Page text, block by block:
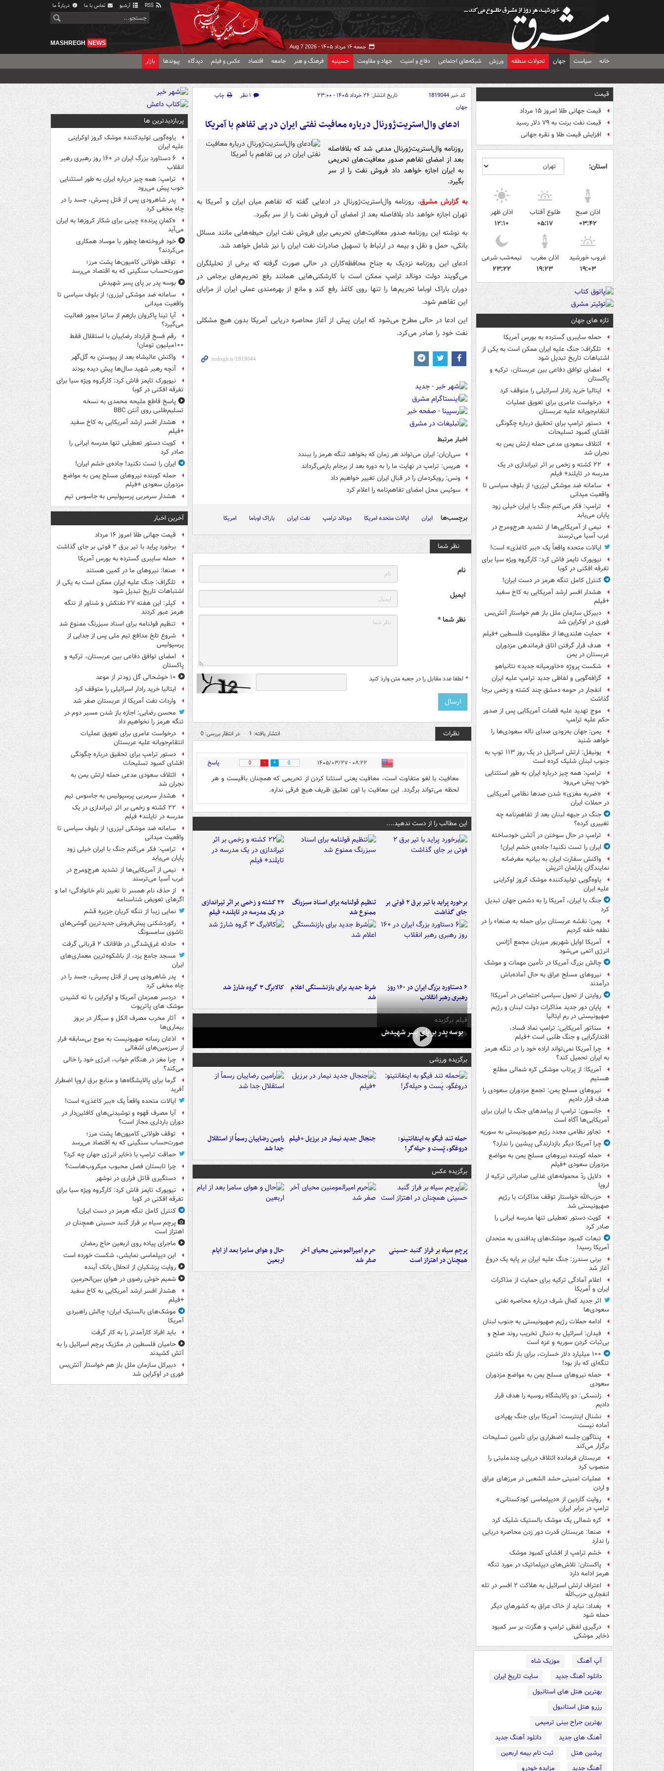
آرشیو تماس با ما دربارهٔ ما
جمعه ۱۶ مرداد ۱۴۰۵ - Aug 7 2026
MASHREGH NEWS
خانه سیاست جهان تحولات منطقه ورزش شبکه‌های اجتماعی دفاع و امنیت جهاد و مقاومت حسینیه فرهنگ و هنر جامعه اقتصاد عکس و فیلم دیدگاه پیوندها بازار
قیمت
قیمت جهانی طلا امروز ۱۵ مرداد
قیمت نفت برنت به ۷۹ دلار رسید
افزایش قیمت طلا و نقره جهانی
استان:
اذان صبح
۰۳:۴۲
طلوع آفتاب
۰۵:۱۷
اذان ظهر
۱۲:۱۰
غروب خورشید
۱۹:۰۳
اذان مغرب
۱۹:۲۳
نیمه‌شب شرعی
۲۳:۲۲
تازه های جهان
حمله سایبری گسترده به بورس آمریکا
تلگراف: جنگ علیه ایران ممکن است به یکی از
اشتباهات تاریخ تبدیل شود
امضای توافق دفاعی بین عربستان، ترکیه و
پاکستان
ایتالیا خرید رادار اسرائیلی را متوقف کرد
درخواست عامری برای تعویق عملیات
انتقام‌جویانه علیه عربستان
دستور ترامپ برای تحقیق درباره چگونگی
افشای کمبود تسلیحات
ائتلاف سعودی مدعی حمله ارتش یمن به
نجران شد
۲۲ کشته و زخمی بر اثر تیراندازی در یک
مدرسه در تایلند+ فیلم
سامانه ضد موشکی لیزری؛ از بلوف سیاسی تا
واقعیت میدانی
ترامپ: فکر می‌کنم جنگ با ایران خیلی زود
پایان می‌یابد
نیمی از آمریکایی‌ها از تشدید هرج‌ومرج در
غرب آسیا می‌ترسند
ایالات متحده واقعاً یک «ببر کاغذی» است!
نیویورک تایمز فاش کرد: کارگروه ویژه سیا برای
تفرقه افکنی در کوبا
کنترل کامل تنگه هرمز در دست ایران!
هشدار افسر ارشد آمریکایی به کاخ سفید
+فیلم
دبیرکل سازمان ملل باز هم خواستار آتش‌بس
فوری در اوکراین شد
حمایت هلندی‌ها از مظلومیت فلسطین +فیلم
هدف قرار گرفتن اتاق‌ فرماندهی مزدوران
عربستان در یمن
شکست پروژه «خاورمیانه جدید» نتانیاهو
گزافه‌گویی و لفاظی جدید ترامپ علیه ایران
انفجار در حومه دمشق چند کشته و زخمی برجا
گذاشت
موج تهدید علیه قضات آمریکایی پس از صدور
حکم علیه ترامپ
یمن: جهان به‌زودی صدای ناله سعودی‌ها را
خواهد شنید
یونیفل: ارتش اسرائیل در یک روز ۱۱۳ توپ به
جنوب لبنان شلیک کرده است
ترامپ: همه چیز درباره ایران به طور استثنایی
خوب پیش می‌رود
«ضربه مغزی» شدن صدها نظامی آمریکایی
در حملات ایران
جنگ در جبهه لبنان بعد از تفاهم‌نامه چه
تغییری کرده؟
ترامپ در حال سوختن در آتشی خودساخته
ایران را تست نکنید! جاده‌ی خشم ایران!
واکنش سفارت ایران به بیانیه مغرضانه
نمایندگان پارلمان اتریش
یاوه‌گویی تولیدکننده موشک کروز اوکراینی
علیه ایران
جنگ با ایران، آمریکا را به دشمن جهان تبدیل
کرد
یمن: نقشه عربستان برای حمله به صنعاء را در
نطفه خفه کردیم
آمریکا اوایل شهریور میزبان مجمع آژانس
انرژی اتمی می‌شود
چالش بزرگ آمریکا در تأمین مهمات و موشک
نیروهای مسلح عراق به حال آماده‌باش
درآمدند
روایتی از تحول سیاسی اجتماعی در آمریکا!
پایان دور جدید مذاکرات دولت لبنان و رژیم
صهیونیستی در رم ایتالیا
سناتور آمریکایی: ترامپ نماد فساد،
اقتدارگرایی و جنگ طلبی است +فیلم
چرا آمریکا نمی‌تواند اراده خود را در تنگه هرمز
به ایران تحمیل کند؟
آمریکا: از پرتاب موشکی کره شمالی مطلع
هستیم
نیروهای مسلح یمن: تجمع مزدوران سعودی را
هدف قرار دادیم
جانسون: ترامپ از پیامدهای جنگ با ایران برای
آمریکایی‌ها آگاه است
تجاوز نظامی مجدد رژیم صهیونیستی به سوریه
چرا آمریکا دیگر بازدارندگی پیشین را ندارد؟
حمله کوبنده نیروهای مسلح یمن به مواضع
مزدوران سعودی +فیلم
دلایل ردّ محموله‌های غذایی صادراتی ترکیه از
اروپا
حزب‌الله خواستار توقف مذاکرات با رژیم
صهیونیستی شد
کویت دستور تعطیلی تنها مدرسه ایرانی را
صادر کرد
تبعات کمبود موشک‌های پدافندی به متحدان
آمریکا رسید!
برنی سندرز: جنگ علیه ایران بر پایه یک دروغ
آغاز شد
اعلام آمادگی ترکیه برای حمایت از مذاکرات
ایران و آمریکا
اثر جدید کمال شرف درباره محاصره نفتی
سعودی‌ها
ادامه حملات رژیم صهیونیستی به جنوب لبنان
فیدان: اسرائیل به دنبال تخریب روند صلح و
بی‌ثبات کردن سوریه و غزه است
۱۰۰ میلیارد دلار خسارت، برای باز نگه داشتن
تنگه‌ای که باز بود!
حمله نیروهای مسلح یمن به مواضع مزدوران
سعودی
زلنسکی: دو پالایشگاه روسیه را هدف قرار
دادیم
نشنال اینترست: آمریکا برای جنگ پهپادی
آماده نیست
پنتاگون جلسه اضطراری برای تأمین تسلیحات
برگزار می‌کند
عربستان فرمانده ائتلاف دریایی چندملیتی را
منصوب کرد
عملیات امنیتی حشد الشعبی در مرزهای عراق
و اردن
روایت گاردین از «دیپلماسی کودکستانی»
ترامپ در برابر ایران
کره شمالی یک موشک بالستیک شلیک کرد
صنعا: عربستان قدرت دور زدن محاصره دریایی
را ندارد
خشم ترامپ از افشای کمبود موشک
پاکستان: تلاش‌های دیپلماتیک در مورد تنگه
هرمز ادامه دارد
اعتراف ارتش اسرائیل به هلاکت ۲ افسر در تله
انفجاری حزب‌الله
بغداد: نباید از خاک عراق به کشورهای دیگر
حمله شود
درگیری لفظی ترامپ و هگزث بر سر کمبود
ذخایر موشکی
آپ آهنگ
موزیک شاه
دانلود آهنگ جدید
سایت تاریخ ایران
بهترین هتل های استانبول
رزرو هتل استانبول
بهترین جراح بینی ترمیمی
آهنگ های جدید
دانلود آهنگ جدید
پرشین هتل
ثبت نام بیمه اربعین
آهنگ جدید
مزایده خودرو
کد خبر1819044 تاریخ انتشار: ۲۶ خرداد ۱۴۰۵ - ۲۳:۰۰ ۱ نظر
چاپ
جهان
ادعای وال‌استریت‌ژورنال درباره معافیت نفتی ایران در پی تفاهم با آمریکا
روزنامه وال‌استریت‌ژورنال مدعی شد که بلافاصله
بعد از امضای تفاهم صدور معافیت‌های تحریمی
به ایران اجازه خواهد داد فروش نفت را از سر
بگیرد.
به گزارش مشرق، روزنامه وال‌استریت‌ژورنال در ادعایی گفته که تفاهم میان ایران و آمریکا به
تهران اجازه خواهد داد بلافاصله بعد از امضای آن فروش نفت را از سر بگیرد.
به نوشته این روزنامه صدور معافیت‌های تحریمی برای فروش نفت ایران حیطه‌هایی مانند مسائل
بانکی، حمل و نقل و بیمه در ارتباط با تسهیل صادرات نفت ایران را نیز شامل خواهد شد.
ادعای این روزنامه نزدیک به جناح محافظه‌کاران در حالی صورت گرفته که برخی از تحلیلگران
می‌گویند دولت دونالد ترامپ ممکن است با کارشکنی‌هایی همانند رفع تحریم‌های برجامی در
دوران باراک اوباما تحریم‌ها را تنها روی کاغذ رفع کند و مانع از بهره‌مندی عملی ایران از مزایای
این تفاهم شود.
این ادعا در حالی مطرح می‌شود که ایران پیش از آغاز محاصره دریایی آمریکا بدون هیچ مشکلی
نفت خود را صادر می‌کرد.
اخبار مرتبط
سی‌ان‌ان: ایران می‌تواند هر زمان که بخواهد تنگه هرمز را ببندد
هریس: ترامپ در نهایت ما را به دوره بعد از برجام بازمی‌گرداند
ونس: رویکردمان را در قبال ایران تغییر خواهیم داد
سوئیس محل امضای تفاهم‌نامه را اعلام کرد
برچسب‌ها ایران ایالات متحده امریکا دونالد ترامپ نفت ایران باراک اوباما امریکا
نظر شما
نام
ایمیل
نظر شما *
* لطفا عدد مقابل را در جعبه متن وارد کنید
نظرات انتشار یافته: 1 در انتظار بررسی: 0
۰۸:۲۲ - ۱۴۰۵/۰۳/۲۷ 0
0 پاسخ
معافیت با لغو متفاوت است، معافیت یعنی استثنا کردن از تحریمی که همچنان باقیست و هر
لحظه می‌تواند برگردد. این معافیت با اون تعلیق ظریف هیچ فرقی نداره.
این مطالب را از دست ندهید....
برخورد پراید با تیر برق ۲ فوتی بر
جای گذاشت
تنظیم قولنامه برای اسناد سبزرنگ
ممنوع شد
۲۲ کشته و زخمی بر اثر تیراندازی
در یک مدرسه در تایلند+ فیلم
۶ دستاورد بزرگ ایران در ۱۶۰ روز
رهبری رهبر انقلاب
شرط جدید برای بازنشستگی اعلام
شد
کالابرگ ۳ گروه شارژ شد
فیلم برگزیده
بوسه‌ پدر بر پای پسر شهیدش
برگزیده ورزشی
حمله تند فیگو به اینفانتینو:
دروغگو، پَست‌ و حیله‌گر!
جنجال جدید نیمار در برزیل +فیلم رامین رضاییان رسماً از استقلال
جدا شد
برگزیده عکس
پرچم سیاه بر فراز گنبد حسینی
همچنان در اهتزاز است
حرم امیرالمومنین محیای آخر
صفر شد
حال و هوای سامرا بعد از ایام
اربعین
پربازدیدترین ها
یاوه‌گویی تولیدکننده موشک کروز اوکراینی
علیه ایران
۶ دستاورد بزرگ ایران در ۱۶۰ روز رهبری رهبر
انقلاب
ترامپ: همه چیز درباره ایران به طور استثنایی
خوب پیش می‌رود
پدر شاهرودی پس از قتل پسرش، جسد را در
چاه مخفی کرد
«کمانِ پرنده» چینی برای شکار کروزها به ایران
می‌آید
خود فروخته‌ها چطور با موساد همکاری
می‌کردند؟
توقف طولانی کامیون‌ها پشت مرز؛
صورت‌حساب سنگینی که به اقتصاد می‌رسد
بوسه‌ پدر بر پای پسر شهیدش
سامانه ضد موشکی لیزری؛ از بلوف سیاسی تا
واقعیت میدانی
آیا تینا پاکروان بازهم از ساترا مجوز فعالیت
می‌گیرد؟
رقم فسخ قرارداد رضاییان با استقلال فقط
۱۰۰میلیون تومان!
واکنش عالیشاه بعد از پیوستن به گل‌گهر
آنچه رهبر شهید سال‌ها پیش دیده بودند
نیویورک تایمز فاش کرد: کارگروه ویژه سیا برای
تفرقه افکنی در کوبا
پاسخ قاطع ملیحه محمدی به نسخه
تسلیم‌طلبی روی آنتن BBC
هشدار افسر ارشد آمریکایی به کاخ سفید
+فیلم
کویت دستور تعطیلی تنها مدرسه ایرانی را
صادر کرد
ایران را تست نکنید! جاده‌ی خشم ایران!
حمله کوبنده نیروهای مسلح یمن به مواضع
مزدوران سعودی +فیلم
هشدار سرمربی پرسپولیس به جاسوس تیم
آخرین اخبار
قیمت جهانی طلا امروز ۱۶ مرداد
برخورد پراید با تیر برق ۲ فوتی بر جای گذاشت
حمله سایبری گسترده به بورس آمریکا
صنعا: نیروهای ما در کمین‌ هستند
تلگراف: جنگ علیه ایران ممکن است به یکی از
اشتباهات تاریخ تبدیل شود
کپلر: این هفته ۲۷ نفتکش و شناور از تنگه
هرمز عبور کردند
تنظیم قولنامه برای اسناد سبزرنگ ممنوع شد
شروع تلخ مدافع تیم ملی پس از جدایی از
پرسپولیس
امضای توافق دفاعی بین عربستان، ترکیه و
پاکستان
۱۰ خوشحالی گل زودتر از موعد
ایتالیا خرید رادار اسرائیلی را متوقف کرد
واردات نفت آمریکا از عربستان صفر شد
محسن رضایی: اجازه باز شدن مسیر دوم در
تنگه هرمز را نخواهیم داد
درخواست عامری برای تعویق عملیات
انتقام‌جویانه علیه عربستان
دستور ترامپ برای تحقیق درباره چگونگی
افشای کمبود تسلیحات
ائتلاف سعودی مدعی حمله ارتش یمن به
نجران شد
هشدار سرمربی پرسپولیس به جاسوس تیم
۲۲ کشته و زخمی بر اثر تیراندازی در یک
مدرسه در تایلند+ فیلم
سامانه ضد موشکی لیزری؛ از بلوف سیاسی تا
واقعیت میدانی
ترامپ: فکر می‌کنم جنگ با ایران خیلی زود
پایان می‌یابد
نیمی از آمریکایی‌ها از تشدید هرج‌ومرج در
غرب آسیا می‌ترسند
از حذف نام همسر تا تغییر نام خانوادگی؛ اما و
اگرهای تعویض شناسنامه
نمایی زیبا از تنگه کریان جزیره قشم
رکوردشکنی پیش‌فروش جدیدترین گوشی‌های
تاشوی سامسونگ
حادثه غرق‌شدگی در طاقانک ۲ قربانی گرفت
مسجد جامع یزد، از باشکوه‌ترین معماری‌های
ایران
پدر شاهرودی پس از قتل پسرش، جسد را در
چاه مخفی کرد
دردسر همزمان آمریکا و اوکراین با ته کشیدن
موشک های پاتریوت
آثار مخرب مصرف الکل و سیگار در بروز
بیماری‌ها
اذعان رسانه صهیونیست به موج بی‌سابقه فرار
از سرزمین‌های اشغالی
چرا مغز در هنگام خواب، انرژی خود را خالی
می‌کند؟
گرما برای پالایشگاه‌ها و منابع برق اروپا اضطرار
آفرید
ایالات متحده واقعاً یک «ببر کاغذی» است!
آیا مصرف قهوه و نوشیدنی‌های کافئین‌دار در
دوران بارداری مجاز است؟
توقف طولانی کامیون‌ها پشت مرز؛
صورت‌حساب سنگینی که به اقتصاد می‌رسد
حماقت ترامپ با ذخایر انرژی جهان چه کرد؟
چرا تابستان فصل محبوب میکروب‌هاست؟
دستگیری قاتل فراری در نوشهر
نیویورک تایمز فاش کرد: کارگروه ویژه سیا برای
تفرقه افکنی در کوبا
کنترل کامل تنگه هرمز در دست ایران!
پرچم سیاه بر فراز گنبد حسینی همچنان در
اهتزاز است
ماجرای پیاده روی اربعین حاج رمضان
این دیپلماسی نمایشی، شکست خورده است
روایت پزشکیان از انحلال بانک آینده
شمیم خوش رضوی در هوای بین‌الحرمین
هشدار افسر ارشد آمریکایی به کاخ سفید
+فیلم
موشک‌های بالستیک ایران؛ چالش راهبردی
آمریکا
باید افراد کارآمدتر را به کار گرفت
حامیان فلسطین در مکزیک پرچم اسرائیل را به
آتش کشیدند
دبیرکل سازمان ملل باز هم خواستار آتش‌بس
فوری در اوکراین شد